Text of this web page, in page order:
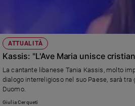
ATTUALITÀ
Kassis: "L'Ave Maria unisce
La cantante libanese Tania Kassis, molto
dialogo interreligioso nel suo Paese, sarà
Duomo.
Giulia Cerqueti